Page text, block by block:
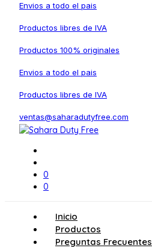
Envios a todo el pais
Productos libres de IVA
Productos 100% originales
Envios a todo el pais
Productos libres de IVA
ventas@saharadutyfree.com
0
0
Inicio
Productos
Preguntas Frecuentes